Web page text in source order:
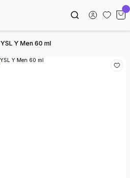
YSL Y Men 60 ml